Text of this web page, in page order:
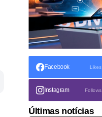
Facebook Likes
Instagram Follows
Últimas notícias